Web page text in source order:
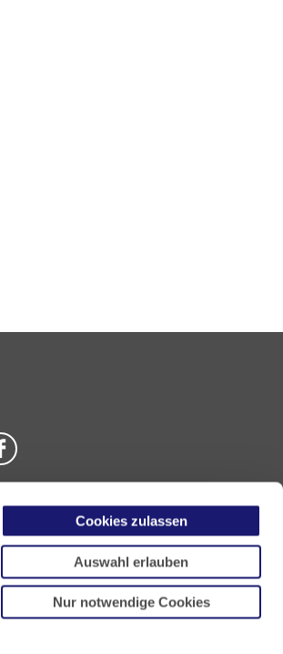
Cookies zulassen
Auswahl erlauben
Nur notwendige Cookies